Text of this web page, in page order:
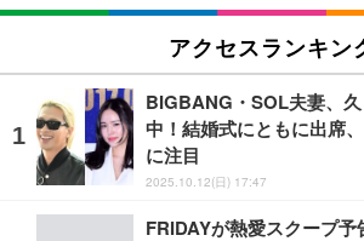
アクセスランキン
BIGBANG・SOL夫妻、
中！結婚式にともに出席
に注目
2025.10.12(日) 17:47
FRIDAYが熱愛スクープ